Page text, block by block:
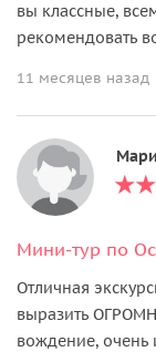
вы классные,
рекомендовать
11 месяцев назад
Отличная
выразить
вождение, очень